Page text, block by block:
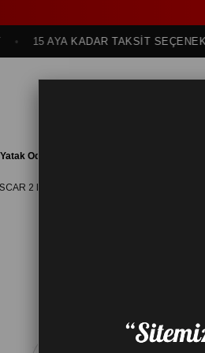
15 AYA KADAR TAKSİT SEÇENEKLERİ
Yatak Odası
2 Lİ KOLTUK